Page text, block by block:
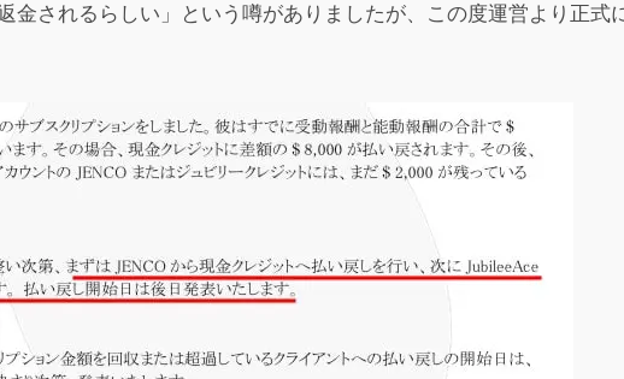
エース への投稿
に誘われたので参加したんですけど、この1年間に1円たりともジュビリー
んだでしょ
金されるらしい」という噂がありましたが、この度運営より正式